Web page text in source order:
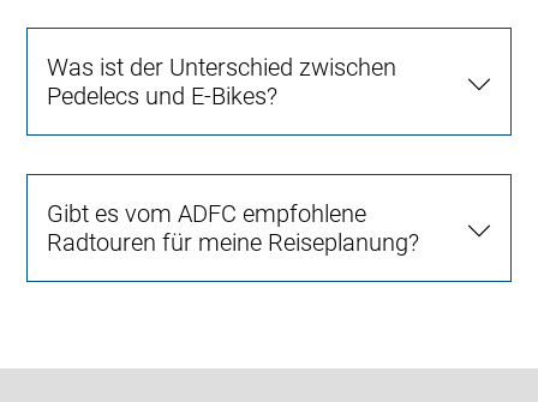
Was ist der Unterschied zwischen
Pedelecs und E-Bikes?
Gibt es vom ADFC empfohlene
Radtouren für meine Reiseplanung?